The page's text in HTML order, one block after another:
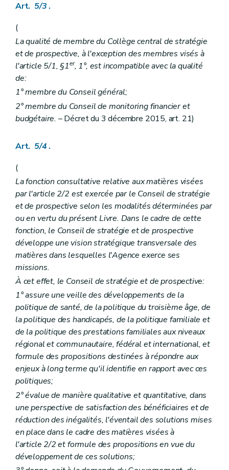
Art. 343
Art. 344
Chapitre VI Programmation et accords de principe
Section 1re
Programmation
Art. 346
Art. 347
Section 2 Accord de principe
Art. 348
Art. 353
Art. 354
Art. 355
Art. 356
Art. 357
Section 2 Normes de fonctionnement
Art. 358
Sous-section 1
Normes de fonctionnement spécifiques aux maisons de repos
Art. 359
Art. 361
Sous-section 2 Normes de fonctionnement spécifiques aux résidences-services
Art. 362
Sous-section 3 Normes de fonctionnement spécifiques aux centres d'accueil de jour et/ou de soirée et/ou de nuit
Art. 363
Sous-section 4 Normes de fonctionnement spécifiques à l'accueil familial
Art. 364
Chapitre VIII Contrôle et sanctions
Section 1re
Contrôle
Art. 365
Art. 367
Art. 368
Section 2 Sanctions
Sous-section 1 re
Suspension, retrait, fermeture
Art. 369
Art. 370
Art. 371
Art. 372
Art. 373
Art. 5/3 .
(
La qualité de membre du Collège central de stratégie
et de prospective, à l'exception des membres visés à
l'article 5/1, §1er, 1°, est incompatible avec la qualité
de:
1° membre du Conseil général;
2° membre du Conseil de monitoring financier et
budgétaire. – Décret du 3 décembre 2015, art. 21)
Art. 5/4 .
(
La fonction consultative relative aux matières visées
par l'article 2/2 est exercée par le Conseil de stratégie
et de prospective selon les modalités déterminées par
ou en vertu du présent Livre. Dans le cadre de cette
fonction, le Conseil de stratégie et de prospective
développe une vision stratégique transversale des
matières dans lesquelles l'Agence exerce ses
missions.
À cet effet, le Conseil de stratégie et de prospective:
1° assure une veille des développements de la
politique de santé, de la politique du troisième âge, de
la politique des handicapés, de la politique familiale et
de la politique des prestations familiales aux niveaux
régional et communautaire, fédéral et international, et
formule des propositions destinées à répondre aux
enjeux à long terme qu'il identifie en rapport avec ces
politiques;
2° évalue de manière qualitative et quantitative, dans
une perspective de satisfaction des bénéficiaires et de
réduction des inégalités, l'éventail des solutions mises
en place dans le cadre des matières visées à
l'article 2/2 et formule des propositions en vue du
développement de ces solutions;